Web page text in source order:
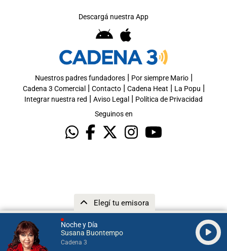
Noche y Día
Susana Buontempo
Cadena 3
Elegí tu emisora
Descargá nuestra App
Nuestros padres fundadores| Por siempre Mario|
Cadena 3 Comercial | Contacto| Cadena Heat | La Popu |
Integrar nuestra red | Aviso Legal | Política de Privacidad
Seguinos en